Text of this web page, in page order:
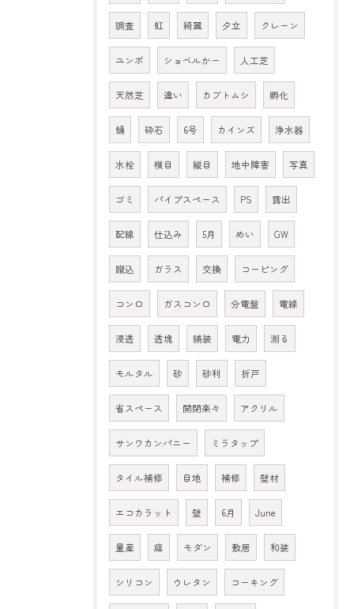
調査 虹 綺麗 夕立 クレーン
ユンボ ショベルかー 人工芝
天然芝 違い カブトムシ 孵化
蛹 砕石 6号 カインズ 浄水器
水栓 横目 縦目 地中障害 写真
ゴミ パイプスペース PS 露出
配線 仕込み 5月 めい GW
蹴込 ガラス 交換 コーピング
コンロ ガスコンロ 分電盤 電線
浸透 透塊 舗装 電力 測る
モルタル 砂 砂利 折戸
省スペース 開閉楽々 アクリル
サンワカンパニー ミラタップ
タイル補修 目地 補修 壁材
エコカラット 壁 6月 June
量産 庭 モダン 敷居 和装
シリコン ウレタン コーキング